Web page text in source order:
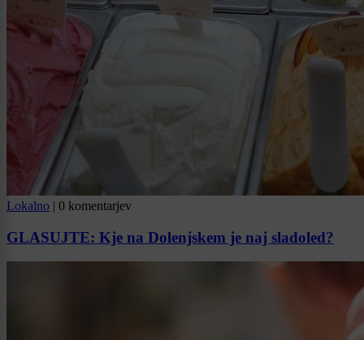
Lokalno | 0 komentarjev
GLASUJTE: Kje na Dolenjskem je naj sladoled?